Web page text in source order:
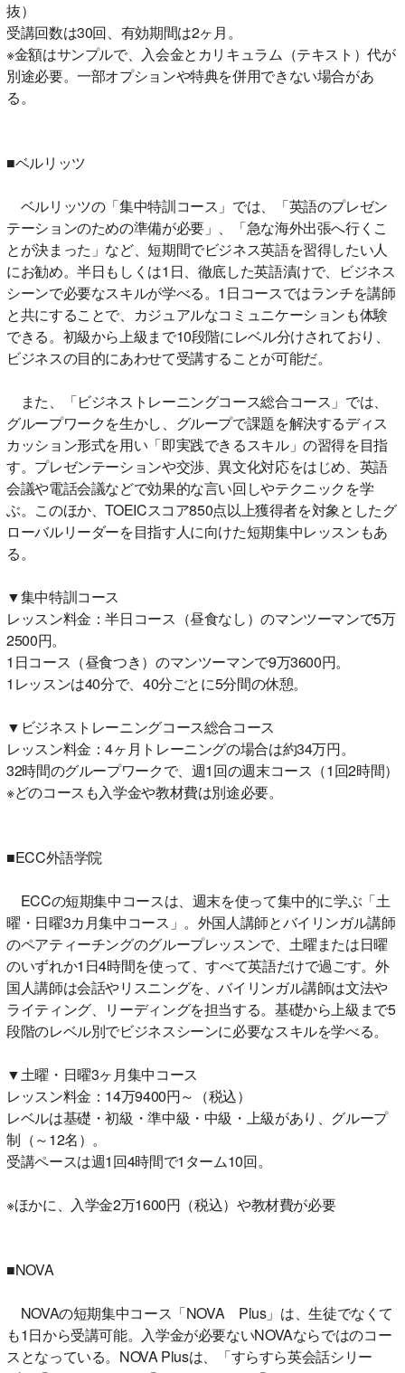
抜）
受講回数は30回、有効期間は2ヶ月。
※金額はサンプルで、入会金とカリキュラム（テキスト）代が
別途必要。一部オプションや特典を併用できない場合があ
る。
■ベルリッツ
ベルリッツの「集中特訓コース」では、「英語のプレゼン
テーションのための準備が必要」、「急な海外出張へ行くこ
とが決まった」など、短期間でビジネス英語を習得したい人
にお勧め。半日もしくは1日、徹底した英語漬けで、ビジネス
シーンで必要なスキルが学べる。1日コースではランチを講師
と共にすることで、カジュアルなコミュニケーションも体験
できる。初級から上級まで10段階にレベル分けされており、
ビジネスの目的にあわせて受講することが可能だ。
また、「ビジネストレーニングコース総合コース」では、
グループワークを生かし、グループで課題を解決するディス
カッション形式を用い「即実践できるスキル」の習得を目指
す。プレゼンテーションや交渉、異文化対応をはじめ、英語
会議や電話会議などで効果的な言い回しやテクニックを学
ぶ。このほか、TOEICスコア850点以上獲得者を対象としたグ
ローバルリーダーを目指す人に向けた短期集中レッスンもあ
る。
▼集中特訓コース
レッスン料金：半日コース（昼食なし）のマンツーマンで5万
2500円。
1日コース（昼食つき）のマンツーマンで9万3600円。
1レッスンは40分で、40分ごとに5分間の休憩。
▼ビジネストレーニングコース総合コース
レッスン料金：4ヶ月トレーニングの場合は約34万円。
32時間のグループワークで、週1回の週末コース（1回2時間）
※どのコースも入学金や教材費は別途必要。
■ECC外語学院
ECCの短期集中コースは、週末を使って集中的に学ぶ「土
曜・日曜3カ月集中コース」。外国人講師とバイリンガル講師
のペアティーチングのグループレッスンで、土曜または日曜
のいずれか1日4時間を使って、すべて英語だけで過ごす。外
国人講師は会話やリスニングを、バイリンガル講師は文法や
ライティング、リーディングを担当する。基礎から上級まで5
段階のレベル別でビジネスシーンに必要なスキルを学べる。
▼土曜・日曜3ヶ月集中コース
レッスン料金：14万9400円～（税込）
レベルは基礎・初級・準中級・中級・上級があり、グループ
制（～12名）。
受講ペースは週1回4時間で1ターム10回。
※ほかに、入学金2万1600円（税込）や教材費が必要
■NOVA
NOVAの短期集中コース「NOVA Plus」は、生徒でなくて
も1日から受講可能。入学金が必要ないNOVAならではのコー
スとなっている。NOVA Plusは、「すらすら英会話シリー